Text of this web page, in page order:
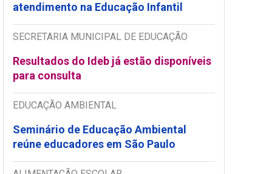
atendimento na Educação Infantil
SECRETARIA MUNICIPAL DE EDUCAÇÃO
Resultados do Ideb já estão disponíveis
para consulta
EDUCAÇÃO AMBIENTAL
Seminário de Educação Ambiental
reúne educadores em São Paulo